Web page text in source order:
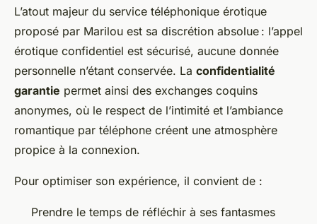
L’atout majeur du service téléphonique érotique
proposé par Marilou est sa discrétion absolue : l’appel
érotique confidentiel est sécurisé, aucune donnée
personnelle n’étant conservée. La confidentialité
garantie permet ainsi des exchanges coquins
anonymes, où le respect de l’intimité et l’ambiance
romantique par téléphone créent une atmosphère
propice à la connexion.
Pour optimiser son expérience, il convient de :
Prendre le temps de réfléchir à ses fantasmes